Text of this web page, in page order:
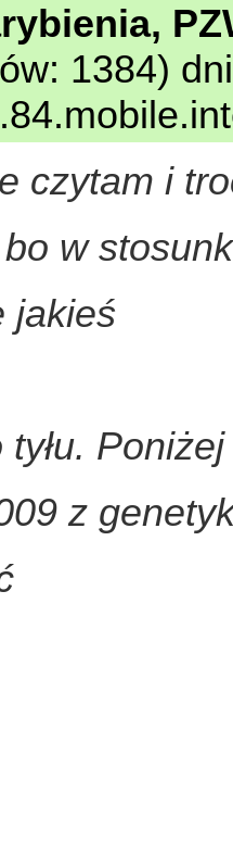
1384)
czytam i
w
jakieś
tyłu.
z